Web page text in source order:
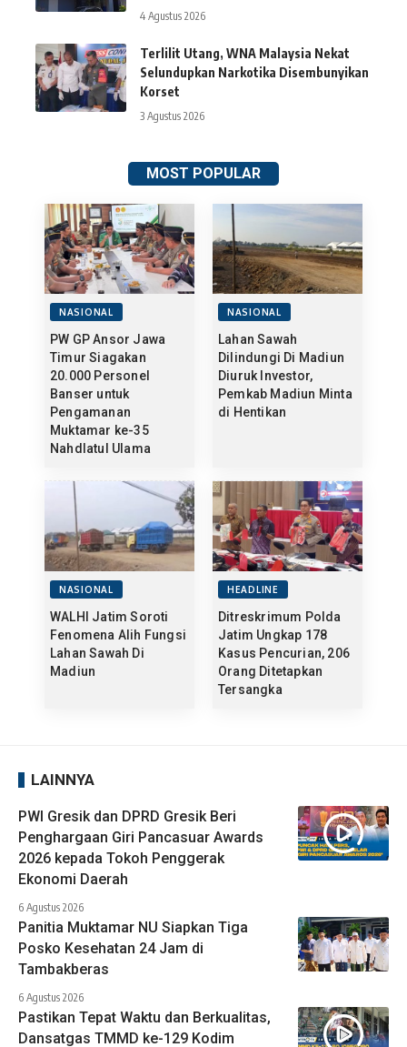
4 Agustus 2026
Terlilit Utang, WNA Malaysia Nekat
Selundupkan Narkotika Disembunyikan
Korset
3 Agustus 2026
MOST POPULAR
NASIONAL
PW GP Ansor Jawa
Timur Siagakan
20.000 Personel
Banser untuk
Pengamanan
Muktamar ke-35
Nahdlatul Ulama
NASIONAL
Lahan Sawah
Dilindungi Di Madiun
Diuruk Investor,
Pemkab Madiun Minta
di Hentikan
NASIONAL
WALHI Jatim Soroti
Fenomena Alih Fungsi
Lahan Sawah Di
Madiun
HEADLINE
Ditreskrimum Polda
Jatim Ungkap 178
Kasus Pencurian, 206
Orang Ditetapkan
Tersangka
LAINNYA
PWI Gresik dan DPRD Gresik Beri
Penghargaan Giri Pancasuar Awards
2026 kepada Tokoh Penggerak
Ekonomi Daerah
6 Agustus 2026
Panitia Muktamar NU Siapkan Tiga
Posko Kesehatan 24 Jam di
Tambakberas
6 Agustus 2026
Pastikan Tepat Waktu dan Berkualitas,
Dansatgas TMMD ke-129 Kodim